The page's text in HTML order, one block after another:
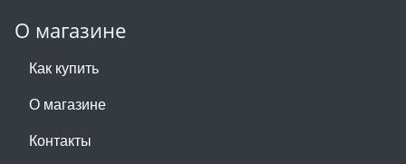
О магазине
Как купить
О магазине
Контакты